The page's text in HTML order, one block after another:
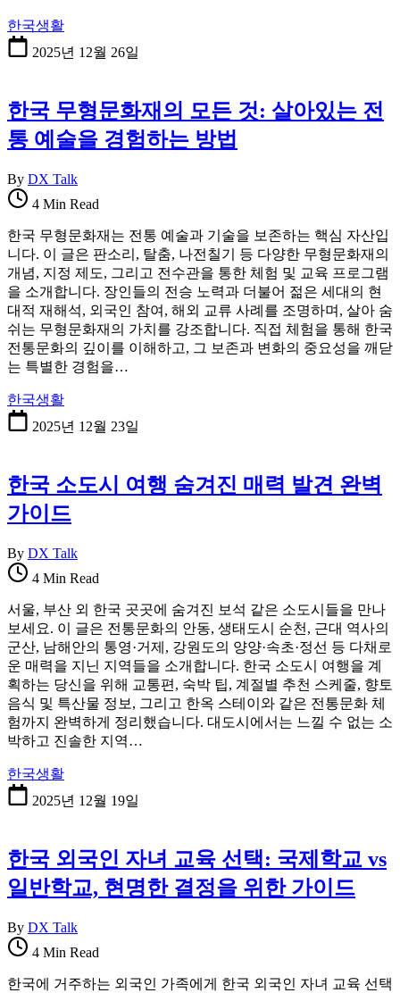
한국생활
2025년 12월 26일
한국 무형문화재의 모든 것: 살아있는 전
통 예술을 경험하는 방법
By DX Talk
4 Min Read
한국 무형문화재는 전통 예술과 기술을 보존하는 핵심 자산입
니다. 이 글은 판소리, 탈춤, 나전칠기 등 다양한 무형문화재의
개념, 지정 제도, 그리고 전수관을 통한 체험 및 교육 프로그램
을 소개합니다. 장인들의 전승 노력과 더불어 젊은 세대의 현
대적 재해석, 외국인 참여, 해외 교류 사례를 조명하며, 살아 숨
쉬는 무형문화재의 가치를 강조합니다. 직접 체험을 통해 한국
전통문화의 깊이를 이해하고, 그 보존과 변화의 중요성을 깨닫
는 특별한 경험을…
한국생활
2025년 12월 23일
한국 소도시 여행 숨겨진 매력 발견 완벽
가이드
By DX Talk
4 Min Read
서울, 부산 외 한국 곳곳에 숨겨진 보석 같은 소도시들을 만나
보세요. 이 글은 전통문화의 안동, 생태도시 순천, 근대 역사의
군산, 남해안의 통영·거제, 강원도의 양양·속초·정선 등 다채로
운 매력을 지닌 지역들을 소개합니다. 한국 소도시 여행을 계
획하는 당신을 위해 교통편, 숙박 팁, 계절별 추천 스케줄, 향토
음식 및 특산물 정보, 그리고 한옥 스테이와 같은 전통문화 체
험까지 완벽하게 정리했습니다. 대도시에서는 느낄 수 없는 소
박하고 진솔한 지역…
한국생활
2025년 12월 19일
한국 외국인 자녀 교육 선택: 국제학교 vs
일반학교, 현명한 결정을 위한 가이드
By DX Talk
4 Min Read
한국에 거주하는 외국인 가족에게 한국 외국인 자녀 교육 선택